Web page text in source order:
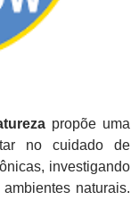
propõe uma
no cuidado de
investigando
naturais.